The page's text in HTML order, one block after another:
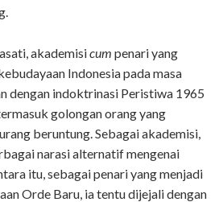
akademisicum penari yang
Indonesia pada masa
dengan indoktrinasi Peristiwa 1965
golongan orang yang
beruntung. Sebagai akademisi,
narasi alternatif mengenai
itu, sebagai penari yang menjadi
Orde Baru, ia tentu dijejali dengan